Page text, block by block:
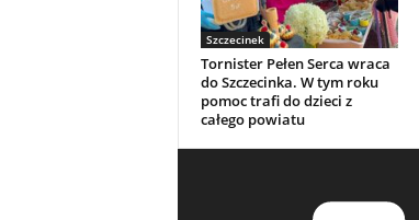
Szczecinek
Tornister Pełen Serca wraca
do Szczecinka. W tym roku
pomoc trafi do dzieci z
całego powiatu